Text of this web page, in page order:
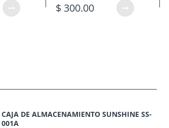
$ 300.00
CAJA DE ALMACENAMIENTO SUNSHINE SS-
001A